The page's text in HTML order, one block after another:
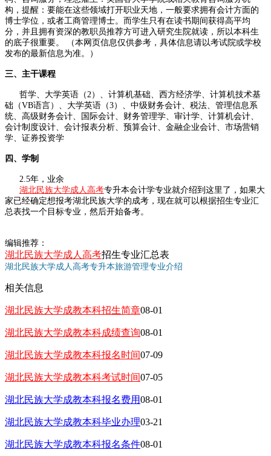
构，提醒：要能在这些领域打开职业天地，一般要求拥有会计方面的
博士学位，或者工商管理博士。而学生只有在读书期间获得高平均
分，并且拥有资深的教职员推荐方可进入研究生院就读，所以本科生
的底子很重要。 （本网页信息仅供参考，具体信息请以考试院或学校
发布的最新信息为准。）
三、主干课程
哲学、大学英语（2）、计算机基础、西方经济学、计算机技术基
础（VB语言）、大学英语（3）、中级财务会计、税法、管理信息系
统、高级财务会计、国际会计、财务管理学、审计学、计算机会计、
会计制度设计、会计报表分析、预算会计、金融企业会计、市场营销
学、证券投资学
四、学制
2.5年，业余
湖北民族大学成人高考专升本会计学专业就介绍到这里了，如果大
家已经确定想报考湖北民族大学的成考，现在就可以根据招生专业汇
总表找一个目标专业，然后开始备考。
编辑推荐：
湖北民族大学成人高考招生专业汇总表
湖北民族大学成人高考专升本旅游管理专业介绍
相关信息
湖北民族大学成教本科招生简章08-01
湖北民族大学成教本科成绩查询08-01
湖北民族大学成教本科报名时间07-09
湖北民族大学成教本科考试时间07-05
湖北民族大学成教本科报名费用08-01
湖北民族大学成教本科毕业办理03-21
湖北民族大学成教本科报名条件08-01